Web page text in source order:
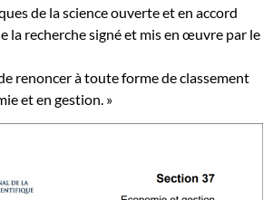
de la science ouverte et en accord
la recherche signé et mis en œuvre par le
renoncer à toute forme de classement
et en gestion. »